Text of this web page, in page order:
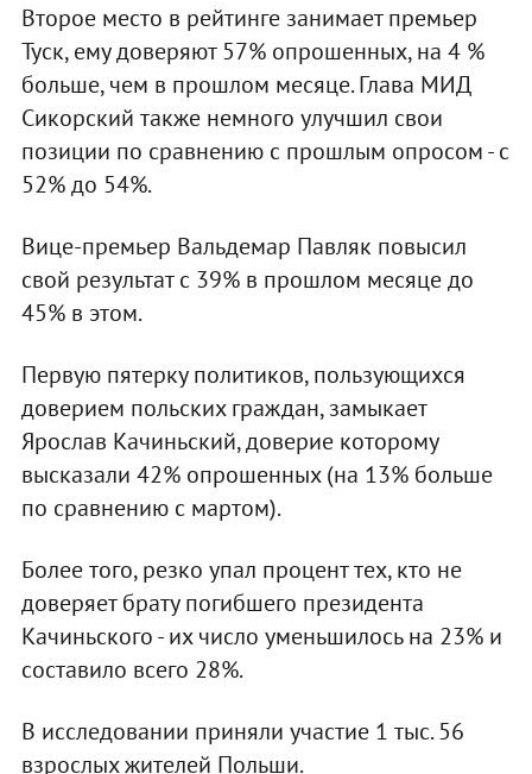
Второе место в рейтинге занимает премьер
Туск, ему доверяют 57% опрошенных, на 4 %
больше, чем в прошлом месяце. Глава МИД
Сикорский также немного улучшил свои
позиции по сравнению с прошлым опросом - с
52% до 54%.
Вице-премьер Вальдемар Павляк повысил
свой результат с 39% в прошлом месяце до
45% в этом.
Первую пятерку политиков, пользующихся
доверием польских граждан, замыкает
Ярослав Качиньский, доверие которому
высказали 42% опрошенных (на 13% больше
по сравнению с мартом).
Более того, резко упал процент тех, кто не
доверяет брату погибшего президента
Качиньского - их число уменьшилось на 23% и
составило всего 28%.
В исследовании приняли участие 1 тыс. 56
взрослых жителей Польши.